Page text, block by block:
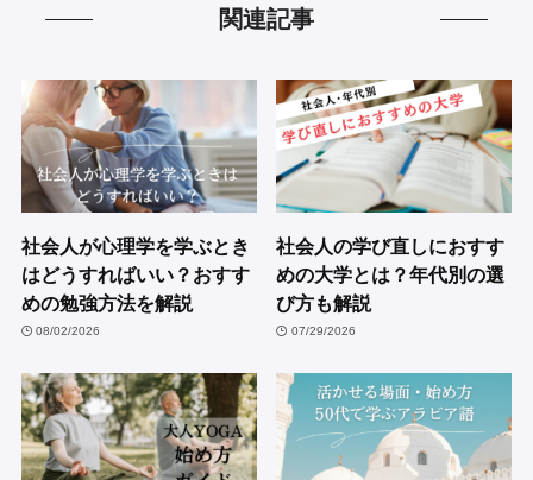
関連記事
社会人が心理学を学ぶとき
はどうすればいい？おすす
めの勉強方法を解説
08/02/2026
社会人の学び直しにおすす
めの大学とは？年代別の選
び方も解説
07/29/2026